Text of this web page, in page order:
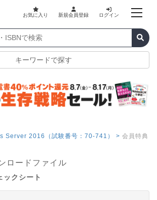
お気に入り 新規会員登録 ログイン
キーワードで探す
Server 2016（試験番号：70-741） > 会員特典
ロードファイル
ックシート